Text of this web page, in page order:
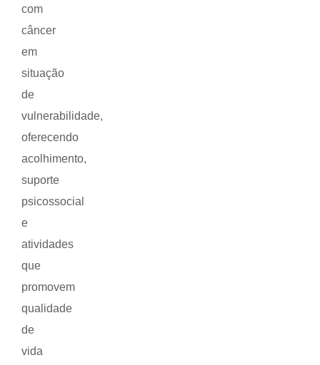
com
câncer
em
situação
de
vulnerabilidade,
oferecendo
acolhimento,
suporte
psicossocial
e
atividades
que
promovem
qualidade
de
vida